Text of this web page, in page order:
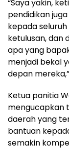
“Saya yakin,
pendidikan
kepada
ketulusan, dan
apa yang
menjadi bekal
depan
Ketua panitia
mengucapkan
daerah yang
bantuan
semakin